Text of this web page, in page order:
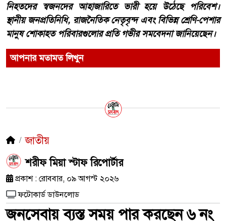
নিহতদের স্বজনদের আহাজারিতে ভারী হয়ে উঠেছে পরিবেশ।
স্থানীয় জনপ্রতিনিধি, রাজনৈতিক নেতৃবৃন্দ এবং বিভিন্ন শ্রেণি-পেশার
মানুষ শোকাহত পরিবারগুলোর প্রতি গভীর সমবেদনা জানিয়েছেন।
আপনার মতামত লিখুন
জাতীয়
শরীফ মিয়া স্টাফ রিপোর্টার
প্রকাশ : রোববার, ০৯ আগস্ট ২০২৬
ফটোকার্ড ডাউনলোড
জনসেবায় ব্যস্ত সময় পার করছেন ৬ নং